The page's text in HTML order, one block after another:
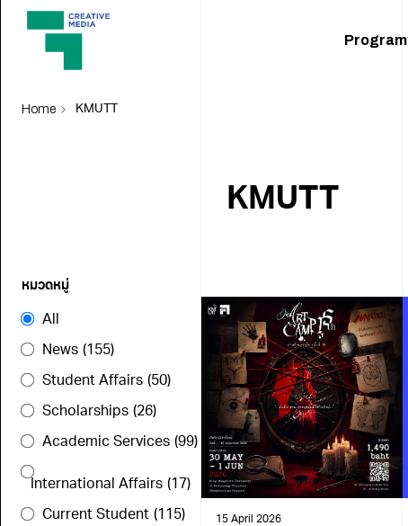
Program
Home KMUTT
หมวดหมู่
All
News (155)
Student Affairs (50)
Scholarships (26)
Academic Services (99)
International Affairs (17)
Current Student (115)
KMUTT
15 April 2026